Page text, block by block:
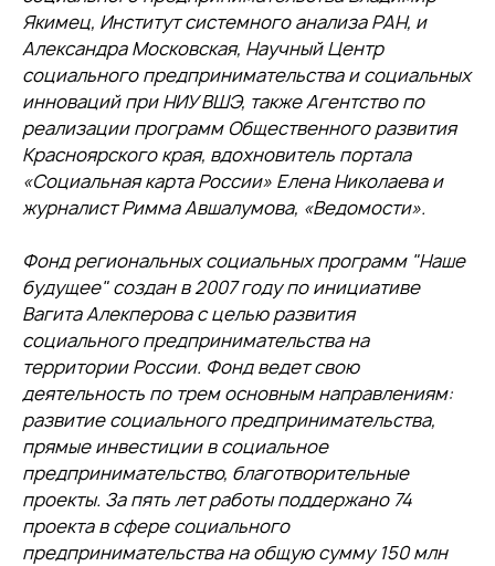
Якимец, Институт системного анализа РАН, и
Александра Московская, Научный Центр
социального предпринимательства и социальных
инноваций при НИУ ВШЭ, такжеАгентство по
реализации программ Общественного развития
Красноярского края, вдохновитель портала
«Социальная карта России» Елена Николаева и
журналист Римма Авшалумова, «Ведомости».
Фонд региональных социальных программ "Наше
будущее" создан в 2007 году по инициативе
Вагита Алекперова с целью развития
социального предпринимательства на
территории России. Фонд ведет свою
деятельность по трем основным направлениям:
развитие социального предпринимательства,
прямые инвестиции в социальное
предпринимательство, благотворительные
проекты. За пять лет работы поддержано 74
проекта в сфере социального
предпринимательства на общую сумму 150 млн